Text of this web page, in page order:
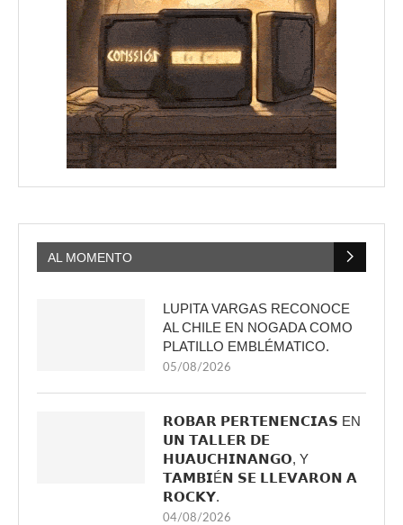
AL MOMENTO
LUPITA VARGAS RECONOCE
AL CHILE EN NOGADA COMO
PLATILLO EMBLÉMATICO.
05/08/2026
𝗥𝗢𝗕𝗔𝗥 𝗣𝗘𝗥𝗧𝗘𝗡𝗘𝗡𝗖𝗜𝗔𝗦 EN
𝗨𝗡 𝗧𝗔𝗟𝗟𝗘𝗥 𝗗𝗘
𝗛𝗨𝗔𝗨𝗖𝗛𝗜𝗡𝗔𝗡𝗚𝗢, Y
𝗧𝗔𝗠𝗕𝗜É𝗡 𝗦𝗘 𝗟𝗟𝗘𝗩𝗔𝗥𝗢𝗡 𝗔
𝗥𝗢𝗖𝗞𝗬.
04/08/2026